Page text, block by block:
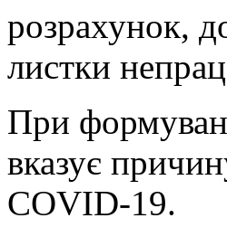
розрахунок,
листки
При
вказує
COVID-19.